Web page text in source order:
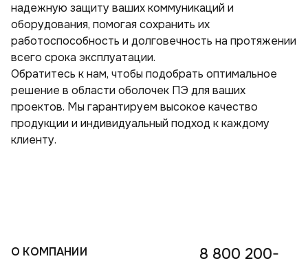
надежную защиту ваших коммуникаций и
оборудования, помогая сохранить их
работоспособность и долговечность на протяжении
всего срока эксплуатации.
Обратитесь к нам, чтобы подобрать оптимальное
решение в области оболочек ПЭ для ваших
проектов. Мы гарантируем высокое качество
продукции и индивидуальный подход к каждому
клиенту.
О КОМПАНИИ
8 800 200-